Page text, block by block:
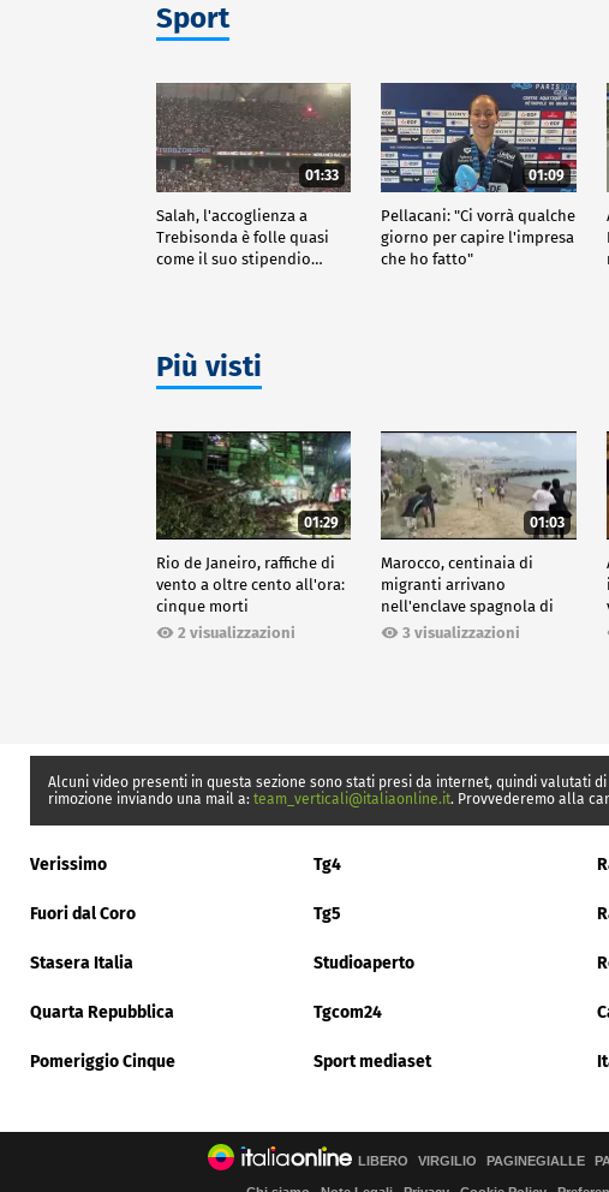
Sport
01:33
Salah, l'accoglienza a
Trebisonda è folle quasi
come il suo stipendio…
01:09
Pellacani: "Ci vorrà qualche
giorno per capire l'impresa
che ho fatto"
Più visti
01:29
Rio de Janeiro, raffiche di
vento a oltre cento all'ora:
cinque morti
2 visualizzazioni
01:03
Marocco, centinaia di
migranti arrivano
nell'enclave spagnola di
Ceuta3 visualizzazioni
Alcuni video presenti in questa sezione sono stati presi da internet, quindi valutati
rimozione inviando una mail a: team_verticali@italiaonline.it. Provvederemo alla
Verissimo Tg4
Fuori dal Coro Tg5
Stasera Italia Studioaperto
Quarta Repubblica Tgcom24
Pomeriggio Cinque Sport mediaset
LIBERO VIRGILIO PAGINEGIALLE